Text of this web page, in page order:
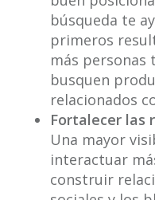
búsqueda te
primeros
más personas
busquen
relacionados
Fortalecer las
Una mayor
interactuar
construir